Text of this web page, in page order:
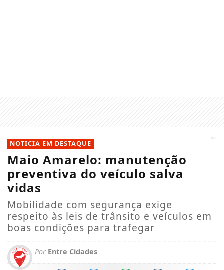
NOTICIA EM DESTAQUE
Maio Amarelo: manutenção
preventiva do veículo salva
vidas
Mobilidade com segurança exige
respeito às leis de trânsito e veículos em
boas condições para trafegar
Por Entre Cidades